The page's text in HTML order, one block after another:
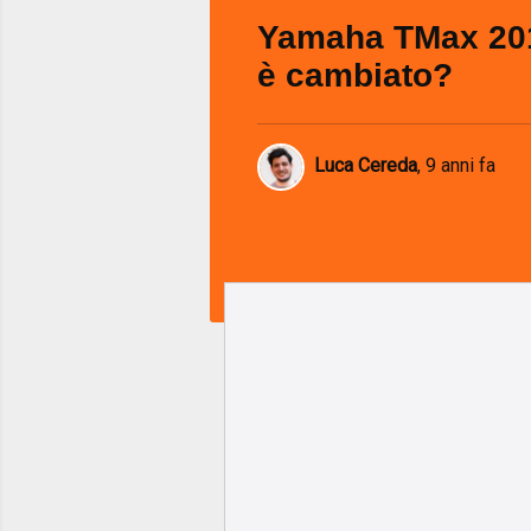
Yamaha TMax
è cambiato?
Luca Cereda, 9 anni fa